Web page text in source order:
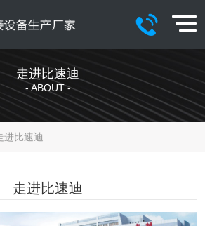
走进比速迪
- ABOUT -
进比速迪
走进比速迪